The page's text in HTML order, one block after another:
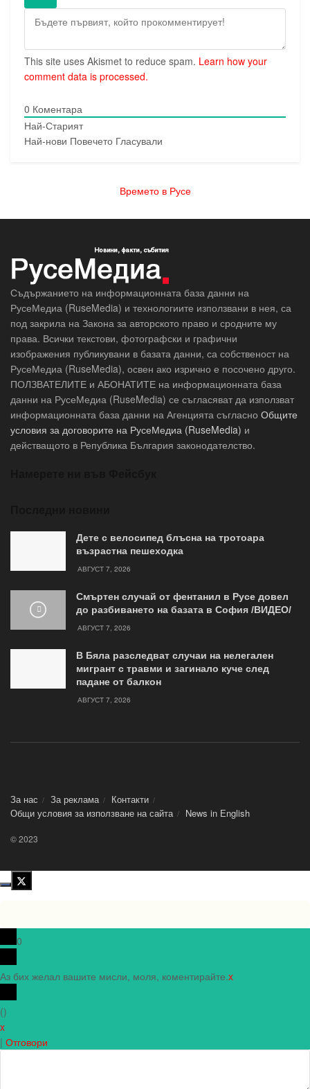
This site uses Akismet to reduce spam. Learn how your
comment data is processed.
0 Коментара
Най-Старият
Най-нови Повечето Гласували
Времето в Русе
Съдържанието на информационната база данни на
РусеМедиа (RuseMedia) и технологиите използвани в нея, са
под закрила на Закона за авторското право и сродните му
права. Всички текстови, фотографски и графични
изображения публикувани в базата данни, са собственост на
РусеМедиа (RuseMedia), освен ако изрично е посочено друго.
ПОЛЗВАТЕЛИТЕ и АБОНАТИТЕ на информационната база
данни на РусеМедиа (RuseMedia) се съгласяват да използват
информационната база данни на Агенцията съгласно Общите
условия за договорите на РусеМедиа (RuseMedia) и
действащото в Република България законодателство.
Дете с велосипед блъсна на тротоара
възрастна пешеходка
АВГУСТ 7, 2026
Смъртен случай от фентанил в Русе довел
до разбиването на базата в София /ВИДЕО/
АВГУСТ 7, 2026
В Бяла разследват случаи на нелегален
мигрант с травми и загинало куче след
падане от балкон
АВГУСТ 7, 2026
За нас За реклама
Контакти
Общи условия за използване на сайта
News in Еnglish
© 2023
0
Аз бих желал вашите мисли, моля, коментирайте.x
()
x
| Отговори